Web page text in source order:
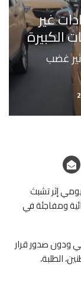
غير
الكبيرة
غضب
إثر تشبث
ومفاجئة في
ودون صدور قرار
الطلبة،